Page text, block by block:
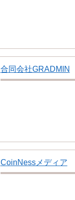
合同会社GRADMIN
CoinNessメディア